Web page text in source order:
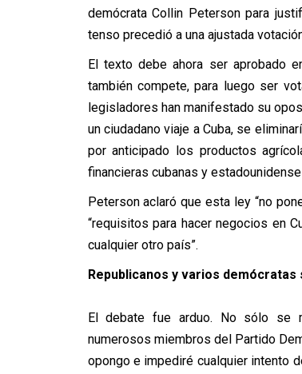
demócrata Collin Peterson para
tenso precedió a una ajustada
El texto debe ahora ser aprobado
también compete, para luego ser
legisladores han manifestado su
un ciudadano viaje a Cuba, se
por anticipado los productos
financieras cubanas y
Peterson aclaró que esta ley “no
“requisitos para hacer negocios en
cualquier otro país”.
Republicanos y varios demócratas
El debate fue arduo. No sólo se
numerosos miembros del Partido
opongo e impediré cualquier intento